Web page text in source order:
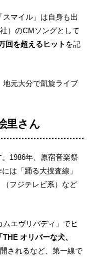
マイル」は自身も出
）のCMソングとして
回を超えるヒット を記
地元大分で凱旋ライブ
里さん
。1986年、原宿音楽祭
は「踊る大捜査線」
（フジテレビ系）など
エヴリバディ」でヒ
「THE オリバーな犬、
されるなど、第一線で